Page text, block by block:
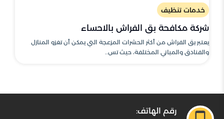
خدمات تنظيف
شركة مكافحة بق الفراش بالاحساء
يعتبر بق الفراش من أكثر الحشرات المزعجة التي يمكن أن تغزو المنازل
والفنادق والمباني المختلفة، حيث تس..
رقم الهاتف: